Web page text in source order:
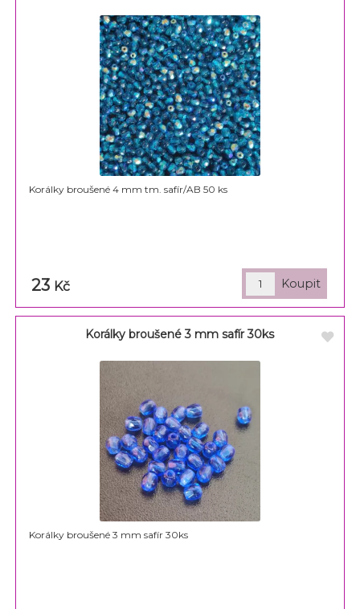
Korálky broušené 4 mm tm. safír/AB 50 ks
23 Kč
Korálky broušené 3 mm safír 30ks
Korálky broušené 3 mm safír 30ks